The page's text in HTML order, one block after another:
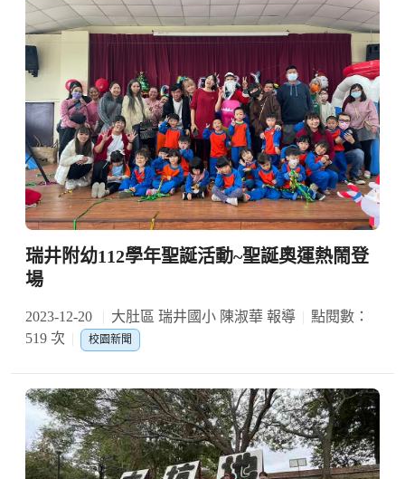
瑞井附幼112學年聖誕活動~聖誕奧運熱鬧登
場
2023-12-20 大肚區 瑞井國小 陳淑華 報導
點閱數：
519 次
校園新聞